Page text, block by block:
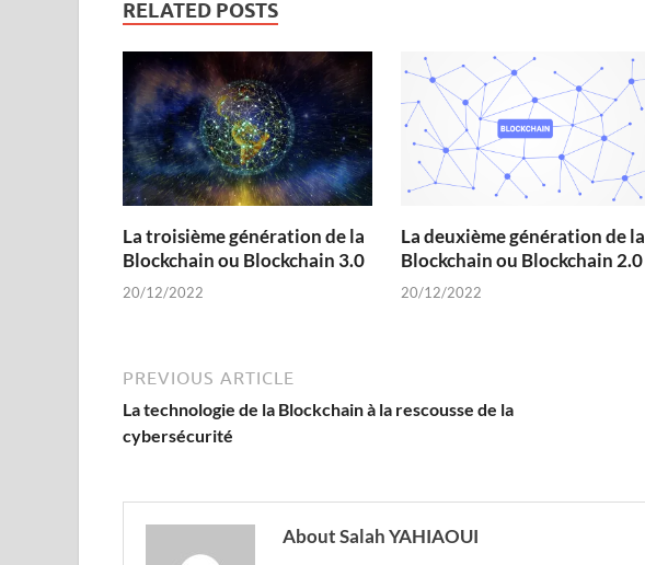
RELATED POSTS
La troisième génération de la
Blockchain ou Blockchain 3.0
20/12/2022
La deuxième génération de la
Blockchain ou Blockchain 2.0
20/12/2022
PREVIOUS ARTICLE
La technologie de la Blockchain à la rescousse de la
cybersécurité
About Salah YAHIAOUI